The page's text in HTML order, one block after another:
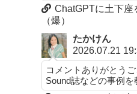
ChatGPTに土下座
（爆）
たかけん
2026.07.21
コメントありがとう
Sound誌などの事例を